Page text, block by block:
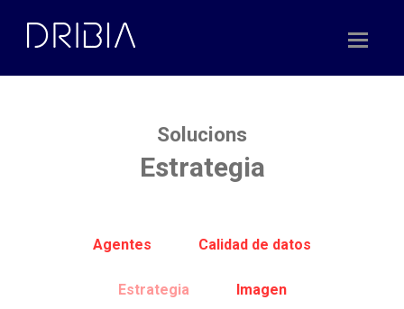
content
Solucions
Estrategia
Agentes Calidad de datos
Estrategia Imagen